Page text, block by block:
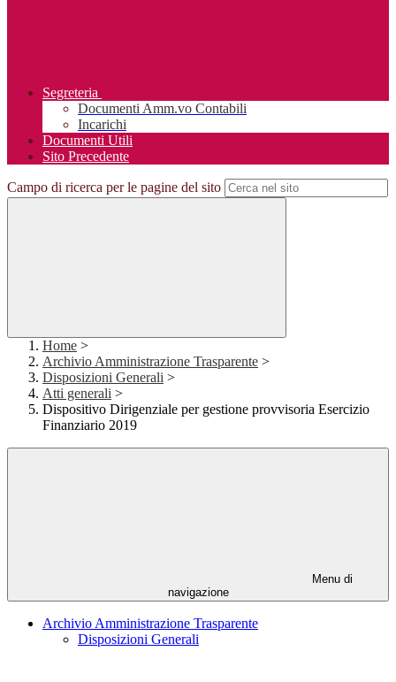
Segreteria
Documenti Amm.vo Contabili
Incarichi
Documenti Utili
Sito Precedente
Campo di ricerca per le pagine del sito
Home >
Archivio Amministrazione Trasparente >
Disposizioni Generali >
Atti generali >
Dispositivo Dirigenziale per gestione provvisoria Esercizio
Finanziario 2019
Menu di
navigazione
Archivio Amministrazione Trasparente
Disposizioni Generali